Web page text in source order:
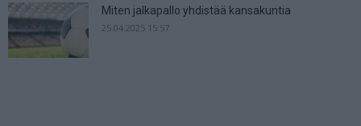
Miten jalkapallo yhdistää kansakuntia
25.04.2025 15:57